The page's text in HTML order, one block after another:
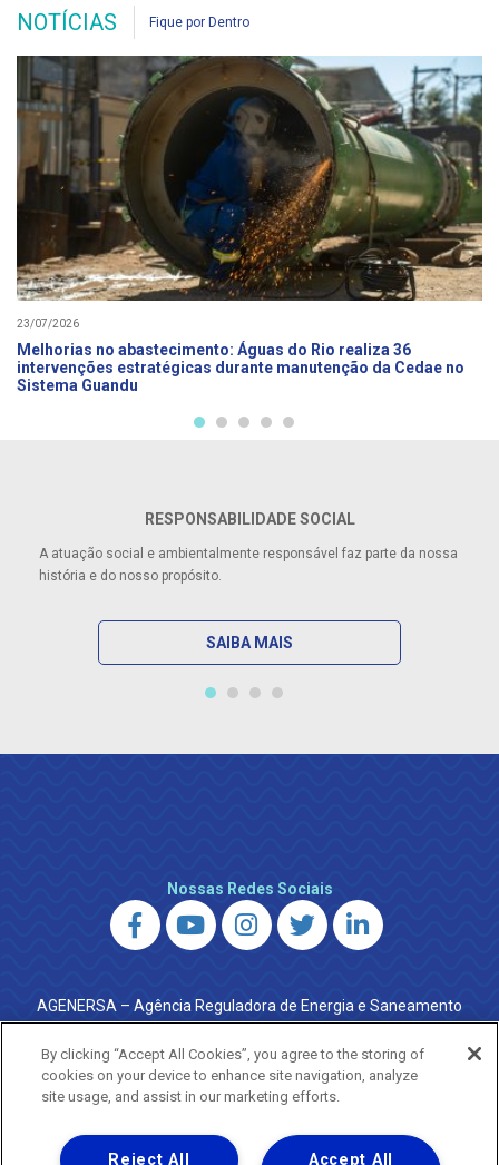
NOTÍCIAS Fique por Dentro
23/07/2026
Melhorias no abastecimento: Águas do Rio realiza 36
intervenções estratégicas durante manutenção da Cedae no
Sistema Guandu
RESPONSABILIDADE SOCIAL
A atuação social e ambientalmente responsável faz parte da nossa
história e do nosso propósito.
SAIBA MAIS
Nossas Redes Sociais
AGENERSA – Agência Reguladora de Energia e Saneamento
do Estado do Rio de Janeiro
0800 024 9040 · (21) 2332-6457 (WhatsApp) ·
ouvidoria@agenersa.rj.gov.br/ouvidoria.agenersa@gmail.com
·http://www.agenersa.rj.gov.br
By clicking “Accept All Cookies”, you agree to the storing of
cookies on your device to enhance site navigation, analyze
site usage, and assist in our marketing efforts.
Accept All
Reject All